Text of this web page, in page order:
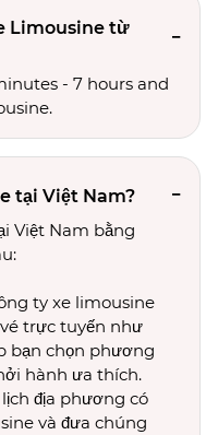
Limousine từ
- 7 hours and
tại Việt Nam?
Việt Nam bằng
ty xe limousine
trực tuyến như
bạn chọn phương
hành ưa thích.
địa phương có
và đưa chúng